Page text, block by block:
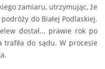
zamiaru, utrzymując, że
do Białej Podlaskiej.
dostał... prawie rok po
trafiła do sądu. W procesie